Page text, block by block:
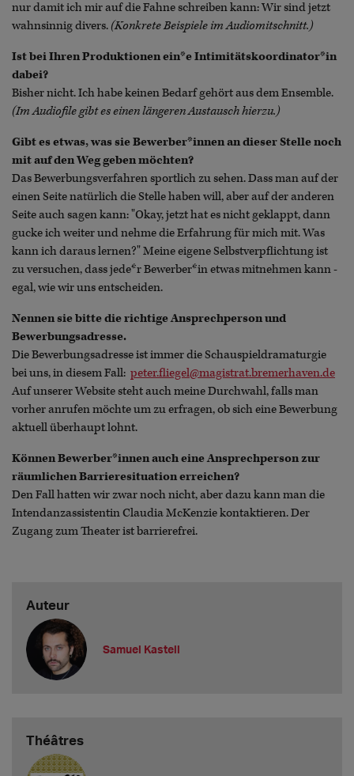
nur damit ich mir auf die Fahne schreiben kann: Wir sind jetzt
wahnsinnig divers. (Konkrete Beispiele im Audiomitschnitt.)
Ist bei Ihren Produktionen ein*e Intimitätskoordinator*in
dabei?
Bisher nicht. Ich habe keinen Bedarf gehört aus dem Ensemble.
(Im Audiofile gibt es einen längeren Austausch hierzu.)
Gibt es etwas, was sie Bewerber*innen an dieser Stelle noch
mit auf den Weg geben möchten?
Das Bewerbungsverfahren sportlich zu sehen. Dass man auf der
einen Seite natürlich die Stelle haben will, aber auf der anderen
Seite auch sagen kann: "Okay, jetzt hat es nicht geklappt, dann
gucke ich weiter und nehme die Erfahrung für mich mit. Was
kann ich daraus lernen?" Meine eigene Selbstverpflichtung ist
zu versuchen, dass jede*r Bewerber*in etwas mitnehmen kann -
egal, wie wir uns entscheiden.
Nennen sie bitte die richtige Ansprechperson und
Bewerbungsadresse.
Die Bewerbungsadresse ist immer die Schauspieldramaturgie
bei uns, in diesem Fall: peter.fliegel@magistrat.bremerhaven.de
Auf unserer Website steht auch meine Durchwahl, falls man
vorher anrufen möchte um zu erfragen, ob sich eine Bewerbung
aktuell überhaupt lohnt.
Können Bewerber*innen auch eine Ansprechperson zur
räumlichen Barrieresituation erreichen?
Den Fall hatten wir zwar noch nicht, aber dazu kann man die
Intendanzassistentin Claudia McKenzie kontaktieren. Der
Zugang zum Theater ist barrierefrei.
Auteur
Samuel Kastell
Théâtres